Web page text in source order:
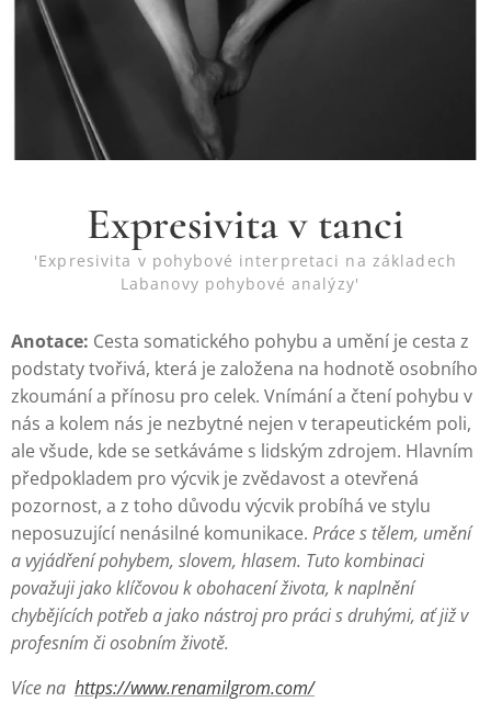
Expresivita v tanci
'Expresivita v pohybové interpretaci na základech
Labanovy pohybové analýzy'
Anotace: Cesta somatického pohybu a umění je cesta z
podstaty tvořivá, která je založena na hodnotě osobního
zkoumání a přínosu pro celek. Vnímání a čtení pohybu v
nás a kolem nás je nezbytné nejen v terapeutickém poli,
ale všude, kde se setkáváme s lidským zdrojem. Hlavním
předpokladem pro výcvik je zvědavost a otevřená
pozornost, a z toho důvodu výcvik probíhá ve stylu
neposuzující nenásilné komunikace. Práce s tělem, umění
a vyjádření pohybem, slovem, hlasem. Tuto kombinaci
považuji jako klíčovou k obohacení života, k naplnění
chybějících potřeb a jako nástroj pro práci s druhými, ať již v
profesním či osobním životě.
Více na https://www.renamilgrom.com/